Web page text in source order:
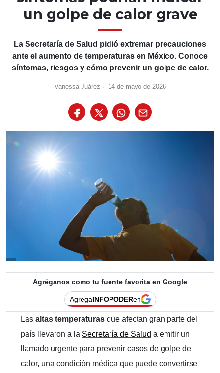
un golpe de calor grave
La Secretaría de Salud pidió extremar precauciones
ante el aumento de temperaturas en México. Conoce
síntomas, riesgos y cómo prevenir un golpe de calor.
Vanessa Juárez · 14 de mayo de 2026
Agréganos como tu fuente favorita en Google
AgregaINFOPODERen
Las altas temperaturas que afectan gran parte del
país llevaron a la Secretaría de Salud a emitir un
llamado urgente para prevenir casos de golpe de
calor, una condición médica que puede convertirse